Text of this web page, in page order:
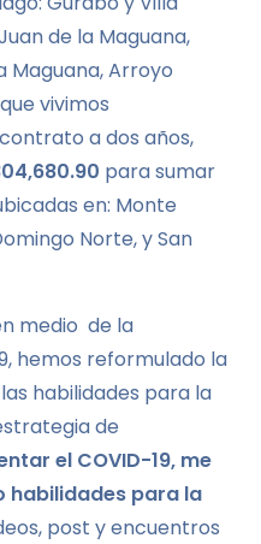
de la Maguana,
Maguana, Arroyo
vivimos
a dos años,
para sumar
en: Monte
Norte, y San
medio de la
hemos reformulado la
habilidades para la
de
el COVID-19, me
habilidades para la
post y encuentros